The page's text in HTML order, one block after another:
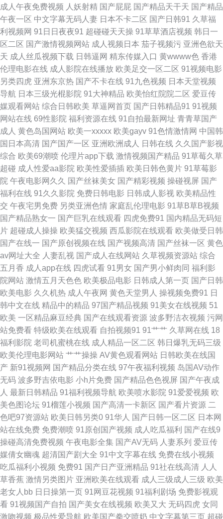
国做爱视频 91中文足交 熟妻妇码av 久草香蕉网址 大香蕉综合久久 综合色图
欧洲无码 人人97 国产日韩精品久久 91社抖音在线 91成人免费视频 日本污
污视频 韩国操逼视频 91视频免费播放 中文字幕性 日韩三级在线观看 久草影
音先锋 97自拍网站 日韩成人在线网站 中文字幕16p 五月天激情黄色网 久久
波多野视频 a'v写真导航 97综合视频专区 午夜免费电影 老司机能看的av 超
碰快爱 AV超碰在线 精品久久伊人超碰 韩国美女av wwwc超碰 亚洲黄色电影
1 亚洲色情传媒电影 日韩精品三级 黄色图片 97资源网站首页 韩日欧亚a级
超碰碰人人 91大神免费网址 日韩A在线中文 九九这只有精品 国产操美女 91
在线导航 天美免费mv 伦理片儿 东京热AV网站 大香蕉情 97自拍视频 无码人
妻熟妇av 麻豆传媒视频 超碰线看视观看 91视频网站网址 婷婷超碰 男人天堂
天天操 国产精品撸色网 白浆福利导航 91视频大全 日日干天天日 久久人人入
肉 福利网址导航在线 操逼网va 在线导航日韩av 青娱乐最新官网 国产性爱大
片 红日汉AV 国产传媒合集 操人人aV 伊人久久精品视频 日日曹干 亚洲超碰
在线57 午夜诱惑剧场 欧美啪啪啪 欧美经品h片 国产区性爱在线 超碰在线
caop 51自拍网视频 日本A片 久久第32页 成人免费视频 99青青草视频 香蕉
超碰 人人摸人人操人人 九一精品夜夜夜 成人黄色AⅤ网站 91老司机福利 天
天干人操 欧美成年视频 国产一区2区不卡 超碰91豆花 91蜜桃 午夜av网址 欧
美网站在线观看 久久香蕉丁香 大香蕉av网站 97人妻人人干 午夜剧场超碰 国
产91丝袜视频 伊人网综合楼 91情网 91每日更新 91V观看视频 色色四区 欧
美肏屄精品区别 国内自拍AV 国产天天综合网 成人变态另类 91网站成人 51
在线观看 天天操夜夜操 青青热久久 久久青青五月婷婷 激情综合社区 成人AV
成人午夜免费视频 人妖射精 国产屁屁 国产精品天干天 国产精品
午夜一区 中文字幕无码人妻 日本不卡二区 国产日韩91 久草福
利视频网 91日日夜夜91 超碰碰天天操 91草草酒店视频 韩日一
区二区 国产激情视频网站 成人视频日本 茄子视频污 亚洲色欲天
天 成人丝瓜视频下载 日韩逼网 精东传媒入口 黄wwww色 香港
伦理电影在线 成人影院在线播放 欧美足交一区二区 91视频电影
另类四虎 亚洲东京热 国产不卡在线 91九色视频 日本天堂视频
导航 日本三级光棍影院 91大神精品 欧美怡红院院二区 爱豆传
媒观看网站 综合日韩欧美 草逼网首页 国产日韩精品91 91视频
网站在线 69性影院 福利资源在线 91自拍最新网址 青青草国产
成人 黄色岛国网站 欧美一xxxxx 欧美gayv 91色情激情网 中国韩
国日本高清 国产国产一区 亚洲欧洲成人 日韩在线 久久国产影视
综合 欧美69潮喷 伦理片app下载 激情视频国产精品 91草莓久草
超碰 成人性爱aa影院 欧美性爱插插 欧美日韩色黄片 91草莓影
院 午夜电影网久久 国产丝袜美女 国产精彩视频 操碰视屏 国产
福利在线 91久久影院 免费日韩电影 日韩成人影视 欧美精品性
交 午夜宅男免费 另类亚洲色情 家庭乱伦理电影 91草B草B视频
国产精品熟女一 国产巨乳在线观看 四虎免费91 国内精品无码短
片 超碰成人操操 欧美猛交视频 西瓜影院在线观看 欧美做受日韩
国产在线一 国产原创视频在线 国产视频高清 国产丝袜一区 黄色
av网址大全 人妻乱视 国产成人在线网站 久草视频资源站 综合
五月香 成人app在线 四虎试看 91男女 国产男小鲜肉同 福利影
院网站 激情五月天色色 欧美极品电影 日韩成人第一页 国产日韩
欧美电影 久久机热 成人午夜网 黄色天堂男人 操视频免费91 日
韩中文在线 精品中的精品 97国产精品视频 91美女在线视频 51
欧美 一区精品麻豆经典 国产在线观看资源 波多野洁衣视频 污网
站免费看 特级欧美在线观看 自拍视频91 91艹艹 久草网在线 18
福利影院 老司机蜜桃在线 成人精品一区二区 韩日爆乳无码三级
欧美伦理电影网站 艹艹操操 AV黄色观看网站 日韩欧美在线国
产 新91视频网 国产精品分类在线 97午夜福利视频 岛国AV动作
无码 波多野吉依电影 小h片免费 国产精品色色视屏 国产午夜成
人 最新日韩精品 91福利视频导航 欧美喷水影院 91爱爱视频 欧
美色图论坛 91榴莲小视频 国产高清一卡新区 国产看片资源 二
色吧97资源站 欧美日韩另类0 91华人 国产日韩一区二区 日本网
站在线免费 免费潮喷 91原创国产视频 成人吃瓜福利 国产在线9
操碰高清免费视频 午夜电影全集 国产AV无码 人妻系列 爱豆传
媒倩女幽魂 超清国产剧大全 91中文字幕在线 免费在线小视频
吃瓜福利小视频 免费91 国产日产亚洲精品 91社在线高清 人人
草香蕉 激情另类图片 亚洲欧美在线观看 成人三级成人三级 欧美
老女人bb 日日操第一页 91网豆花视频 91福利剧场 免费影视观
看 91视频国产自拍 国产美女在线视频 欧美又大 无码四虎 女同
激吻视频 极品性爱导航 欧美国产拳交喷奶 中文字幕第三页 超碰